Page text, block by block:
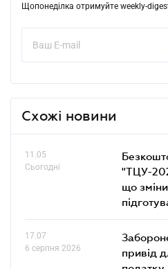
Щопонеділка отримуйте weekly-
Схожі новини
11.05
Сьогодні
"ТЦУ-
що
17.07
6 серпня 2026
привід